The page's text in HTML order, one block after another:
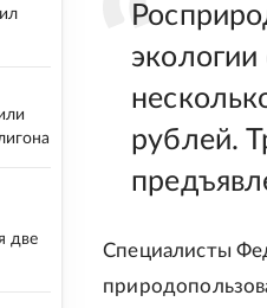
рублей.
Специалисты
две